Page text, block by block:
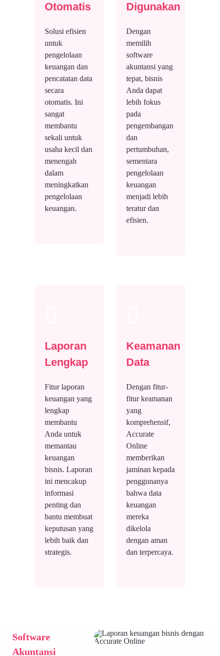
Otomatis
Solusi efisien
untuk
pengelolaan
keuangan dan
pencatatan data
secara
otomatis. Ini
sangat
membantu
sekali untuk
usaha kecil dan
menengah
dalam
meningkatkan
pengelolaan
keuangan.
Digunakan
Dengan
memilih
software
akuntansi yang
tepat, bisnis
Anda dapat
lebih fokus
pada
pengembangan
dan
pertumbuhan,
sementara
pengelolaan
keuangan
menjadi lebih
teratur dan
efisien.
Laporan
Lengkap
Fitur laporan
keuangan yang
lengkap
membantu
Anda untuk
memantau
keuangan
bisnis. Laporan
ini mencakup
informasi
penting dan
bantu membuat
keputusan yang
lebih baik dan
strategis.
Keamanan
Data
Dengan fitur-
fitur keamanan
yang
komprehensif,
Accurate
Online
memberikan
jaminan kepada
penggunanya
bahwa data
keuangan
mereka
dikelola
dengan aman
dan terpercaya.
Software
Akuntansi